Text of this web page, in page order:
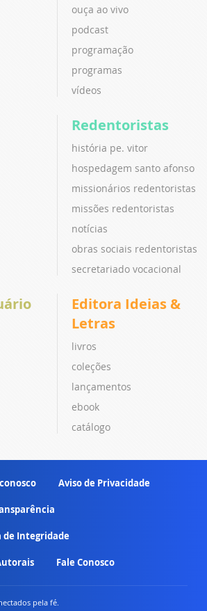
ouça ao vivo
podcast
programação
programas
vídeos
Redentoristas
história pe. vitor
hospedagem santo afonso
missionários redentoristas
missões redentoristas
notícias
obras sociais redentoristas
secretariado vocacional
Editora Ideias &
Letras
livros
coleções
lançamentos
ebook
catálogo
Aviso de Privacidade
de Integridade
Fale Conosco
pela fé.